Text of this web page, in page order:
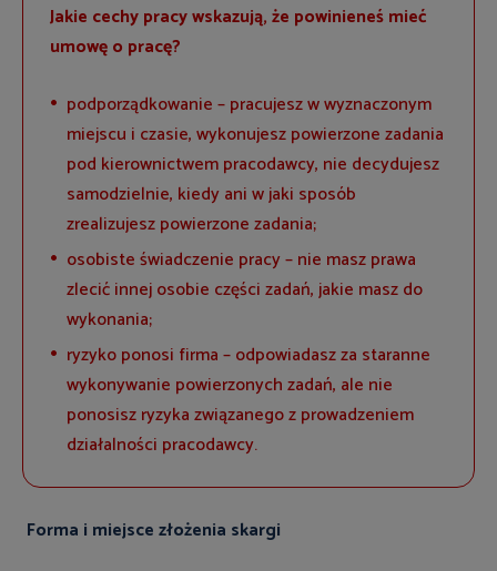
Jakie cechy pracy wskazują, że powinieneś mieć
umowę o pracę?
podporządkowanie – pracujesz w wyznaczonym
miejscu i czasie, wykonujesz powierzone zadania
pod kierownictwem pracodawcy, nie decydujesz
samodzielnie, kiedy ani w jaki sposób
zrealizujesz powierzone zadania;
osobiste świadczenie pracy – nie masz prawa
zlecić innej osobie części zadań, jakie masz do
wykonania;
ryzyko ponosi firma – odpowiadasz za staranne
wykonywanie powierzonych zadań, ale nie
ponosisz ryzyka związanego z prowadzeniem
działalności pracodawcy.
Forma i miejsce złożenia skargi